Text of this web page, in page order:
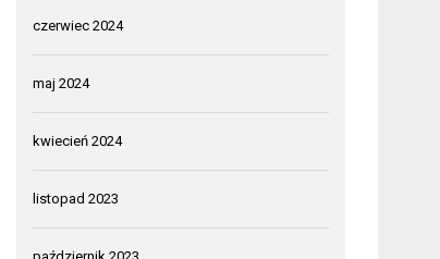
czerwiec 2024
maj 2024
kwiecień 2024
listopad 2023